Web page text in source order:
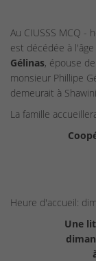
Au CIUSSS MCQ -
est décédée à
Gélinas, épouse
monsieur Phillipe
demeurait à
La famille
Heure d'accueil:
Une